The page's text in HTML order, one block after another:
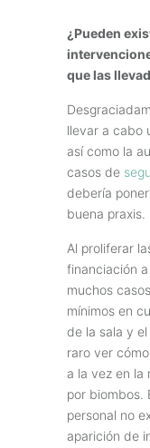
¿Pueden
que las
llevar a cabo
así como la
casos de
debería
buena praxis.
Al proliferar
financiación
muchos
mínimos en
de la sala y
raro ver
a la vez en la
por biombos.
personal no
aparición de